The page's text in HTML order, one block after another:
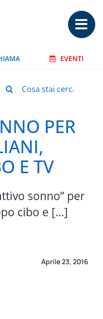
EVENTI
Cerca
PER
E TV
sonno” per
cibo e [...]
Aprile 23, 2016